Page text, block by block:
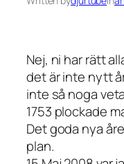
Nej, ni har rätt
det är inte nytt
inte så noga
1753 plockade
Det goda nya
plan.